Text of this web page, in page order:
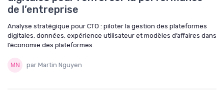
de l’entreprise
Analyse stratégique pour CTO : piloter la gestion des plateformes
digitales, données, expérience utilisateur et modèles d’affaires dans
l’économie des plateformes.
par Martin Nguyen